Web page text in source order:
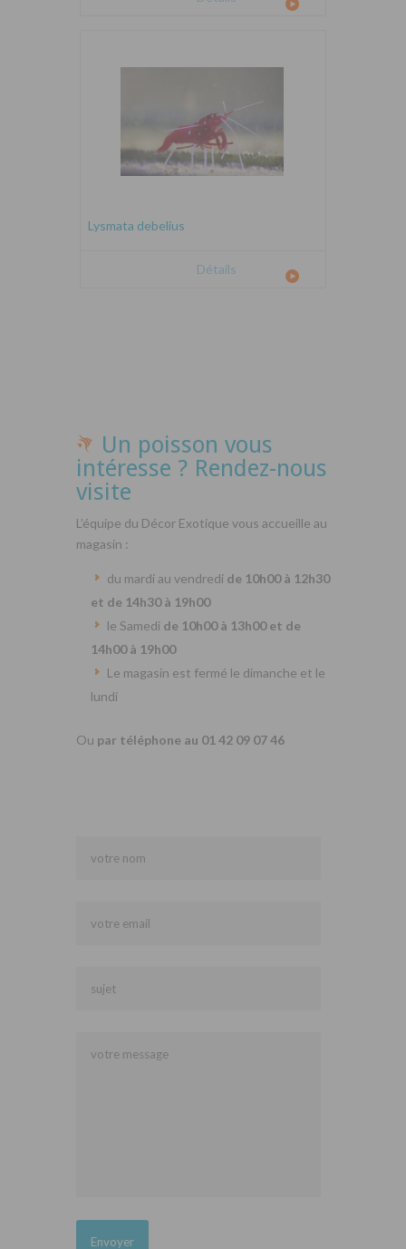
Lysmata debelius
Détails
Un poisson vous
intéresse ? Rendez-nous
visite
L’équipe du Décor Exotique vous accueille au
magasin :
du mardi au vendredi de 10h00 à 12h30
et de 14h30 à 19h00
le Samedi de 10h00 à 13h00 et de
14h00 à 19h00
Le magasin est fermé le dimanche et le
lundi
Ou par téléphone au 01 42 09 07 46